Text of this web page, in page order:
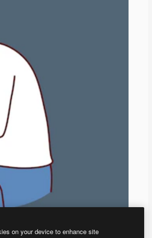
on your device to enhance site